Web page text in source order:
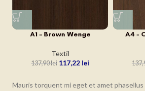
A1 – Brown Wenge
Textil
137,90lei 117,22 lei
A4 –
Mauris torquent mi eget et amet